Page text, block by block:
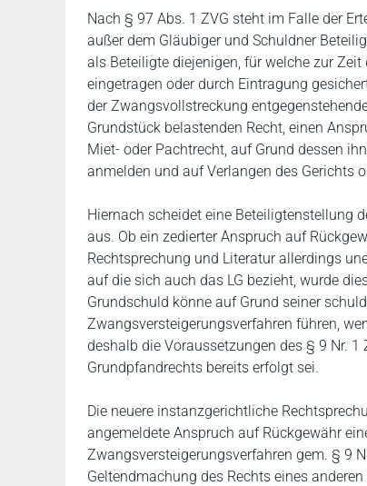
Nach § 97 Abs. 1 ZVG steht im Falle der
außer dem Gläubiger und Schuldner
als Beteiligte diejenigen, für welche zur
eingetragen oder durch Eintragung
der Zwangsvollstreckung
Grundstück belastenden Recht, einen
Miet- oder Pachtrecht, auf Grund dessen
anmelden und auf Verlangen des Gerichts
Hiernach scheidet eine Beteiligtenstellung
aus. Ob ein zedierter Anspruch auf
Rechtsprechung und Literatur allerdings
auf die sich auch das LG bezieht, wurde
Grundschuld könne auf Grund seiner
Zwangsversteigerungsverfahren führen,
deshalb die Voraussetzungen des § 9 Nr.
Grundpfandrechts bereits erfolgt sei.
Die neuere instanzgerichtliche
angemeldete Anspruch auf Rückgewähr
Zwangsversteigerungsverfahren gem. § 9
Geltendmachung des Rechts eines